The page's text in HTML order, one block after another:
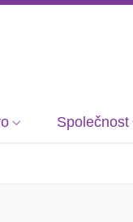
Společnost